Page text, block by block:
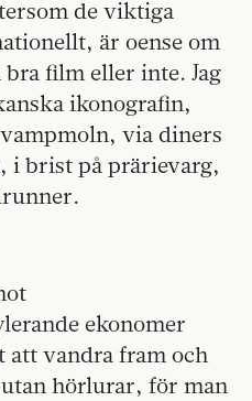
de viktiga
är oense om
film eller inte. Jag
ikonografin,
via diners
i brist på prärievarg,
ekonomer
att vandra fram och
hörlurar, för man